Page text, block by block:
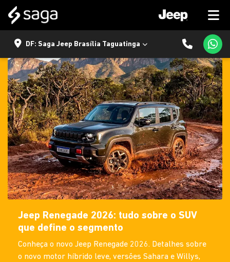
DF: Saga Jeep Brasília Taguatinga
Jeep Renegade 2026: tudo sobre o SUV
que define o segmento
Conheça o novo Jeep Renegade 2026. Detalhes sobre
o novo motor híbrido leve, versões Sahara e Willys,